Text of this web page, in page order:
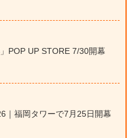
POP UP STORE 7/30開幕
｜福岡タワーで7月25日開幕